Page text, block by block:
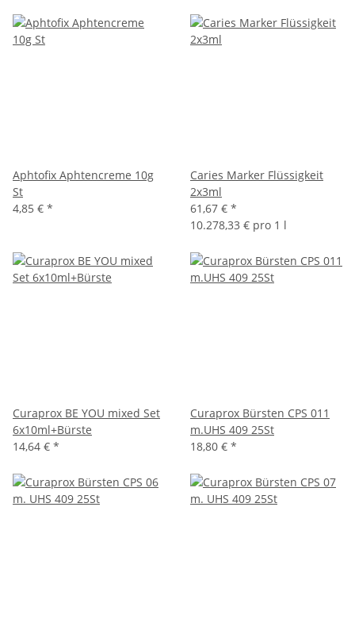
Aphtofix Aphtencreme 10g
St
4,85 € *
Caries Marker Flüssigkeit
2x3ml
61,67 € *
10.278,33 € pro 1 l
Curaprox BE YOU mixed Set
6x10ml+Bürste
14,64 € *
Curaprox Bürsten CPS 011
m.UHS 409 25St
18,80 € *